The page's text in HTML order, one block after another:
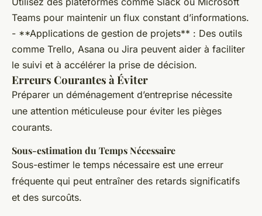
Teams pour maintenir un flux constant d’informations.
- **Applications de gestion de projets** : Des outils
comme Trello, Asana ou Jira peuvent aider à faciliter
le suivi et à accélérer la prise de décision.
Erreurs Courantes à Éviter
Préparer un déménagement d’entreprise nécessite
une attention méticuleuse pour éviter les pièges
courants.
Sous-estimation du Temps Nécessaire
Sous-estimer le temps nécessaire est une erreur
fréquente qui peut entraîner des retards significatifs
et des surcoûts.